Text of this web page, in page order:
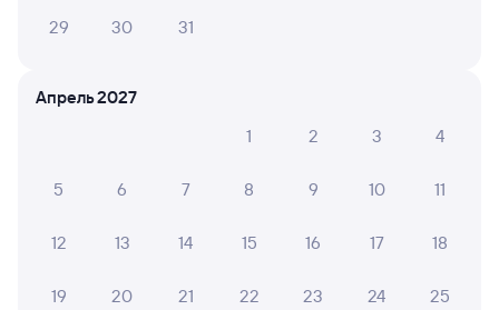
29 30 31
Апрель 2027
1
2 3 4
5 6 7 8 9 10 11
12 13 14 15 16 17 18
19 20 21 22 23 24 25